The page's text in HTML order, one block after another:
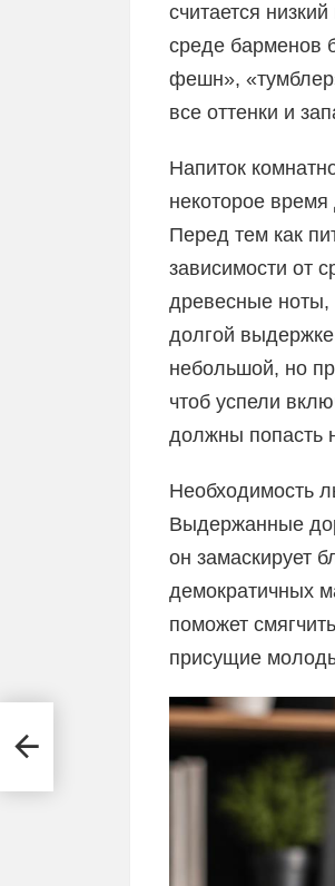
считается
среде барменов
фешн»,
все оттенки и
Напиток
некоторое
Перед тем как
зависимости от
древесные
долгой
небольшой, но
чтоб успели
должны попасть
Необходимость
Выдержанные
он замаскирует
демократичных
поможет
присущие